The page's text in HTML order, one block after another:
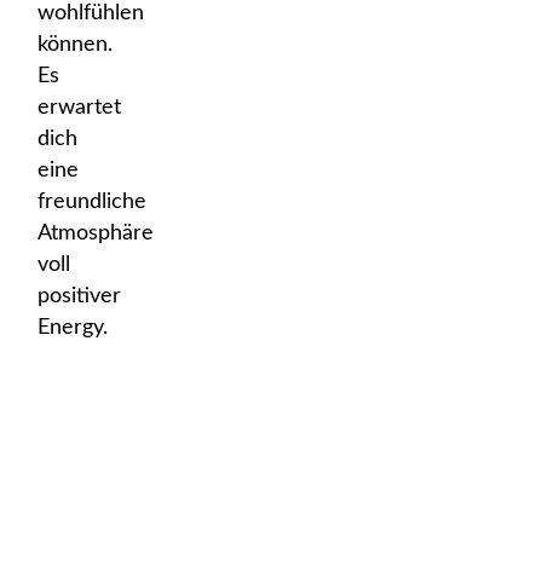
wohlfühlen
können.
Es
erwartet
dich
eine
freundliche
Atmosphäre
voll
positiver
Energy.